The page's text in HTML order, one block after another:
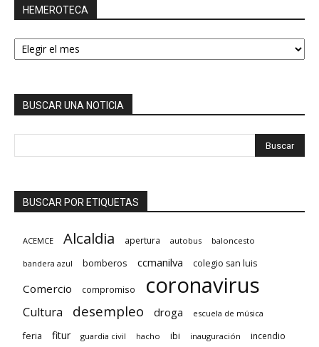
HEMEROTECA
HEMEROTECA
BUSCAR UNA NOTICIA
BUSCAR POR ETIQUETAS
ACEMCE Alcaldia apertura autobus baloncesto
bandera azul bomberos ccmanilva colegio san luis
Comercio compromiso coronavirus
Cultura desempleo droga escuela de música
feria fitur guardia civil hacho ibi inauguración incendio